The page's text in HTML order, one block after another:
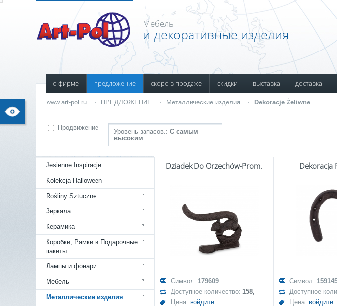
Мебель
и декоративные изделия
о фирме предложение скоро в продаже скидки выставка доставка
www.art-pol.ru ПРЕДЛОЖЕНИЕ Металлические изделия Dekoracje Żeliwne
Продвижение
Уровень запасов.: С самым
высоким
Jesienne Inspiracje
Kolekcja Halloween
Rośliny Sztuczne
Зеркала
Керамика
Коробки, Рамки и Подарочные
пакеты
Лампы и фонари
Мебель
Металлические изделия
Dziadek Do Orzechów-Prom.
Символ: 179609
Доступное количество: 158,
Цена: войдите
Dekoracja
Символ: 159145
Доступное
Цена: войдите